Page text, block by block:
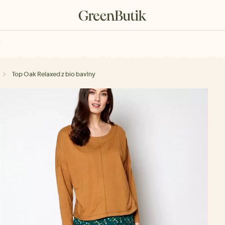
poukazy
Top Oak Relaxed z bio bavlny